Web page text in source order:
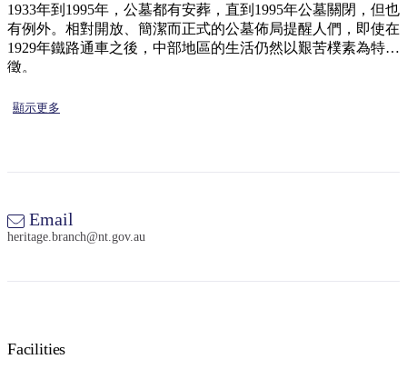
索
行
1933年到1995年，公墓都有安葬，直到1995年公墓關閉，但也
有例外。相對開放、簡潔而正式的公墓佈局提醒人們，即使在
1929年鐵路通車之後，中部地區的生活仍然以艱苦樸素為特
徵。
顯示更多
Email
heritage.branch@nt.gov.au
Facilities